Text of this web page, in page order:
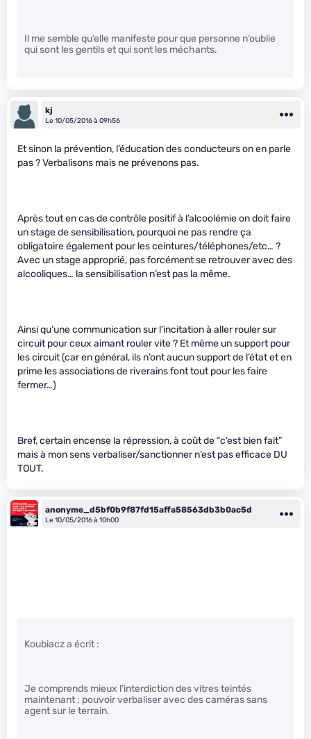
Il me semble qu’elle manifeste pour que personne n’oublie
qui sont les gentils et qui sont les méchants.
kj
Le 10/05/2016 à 09h56
Et sinon la prévention, l’éducation des conducteurs on en parle
pas ? Verbalisons mais ne prévenons pas.
Après tout en cas de contrôle positif à l’alcoolémie on doit faire
un stage de sensibilisation, pourquoi ne pas rendre ça
obligatoire également pour les ceintures/téléphones/etc… ?
Avec un stage approprié, pas forcément se retrouver avec des
alcooliques… la sensibilisation n’est pas la même.
Ainsi qu’une communication sur l’incitation à aller rouler sur
circuit pour ceux aimant rouler vite ? Et même un support pour
les circuit (car en général, ils n’ont aucun support de l’état et en
prime les associations de riverains font tout pour les faire
fermer…)
Bref, certain encense la répression, à coût de “c’est bien fait”
mais à mon sens verbaliser/sanctionner n’est pas efficace DU
TOUT.
anonyme_d5bf0b9f87fd15affa58563db3b0ac5d
Le 10/05/2016 à 10h00
Koubiacz a écrit :
Je comprends mieux l’interdiction des vitres teintés
maintenant ; pouvoir verbaliser avec des caméras sans
agent sur le terrain.